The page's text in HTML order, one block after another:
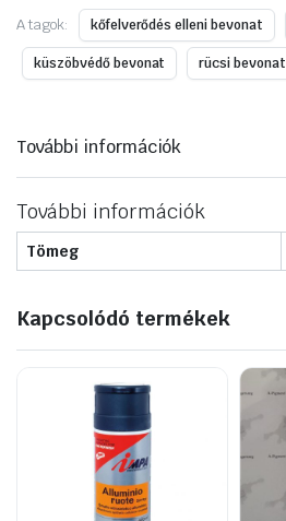
mennyiség
A tagok: kőfelverődés elleni bevonat
küszöbvédő bevonat rücsi bevonat
További információk
További információk
Tömeg
Kapcsolódó termékek